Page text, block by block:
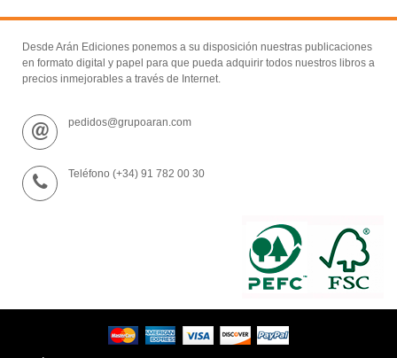
Desde Arán Ediciones ponemos a su disposición nuestras publicaciones
en formato digital y papel para que pueda adquirir todos nuestros libros a
precios inmejorables a través de Internet.
pedidos@grupoaran.com
Teléfono (+34) 91 782 00 30